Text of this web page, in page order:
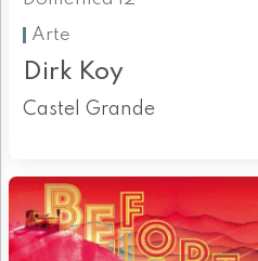
Arte
Dirk Koy
Castel Grande